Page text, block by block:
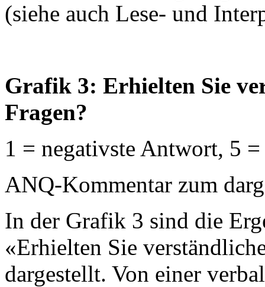
(siehe auch Lese- und
Grafik 3: Erhielten Sie
Fragen?
1 = negativste Antwort, 5
ANQ-Kommentar zum
In der Grafik 3 sind die
«Erhielten Sie
dargestellt. Von einer